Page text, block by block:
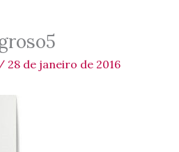
/ 28 de janeiro de 2016